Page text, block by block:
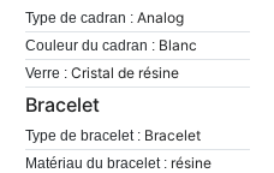
Type de cadran : Analog
Couleur du cadran : Blanc
Verre : Cristal de résine
Bracelet
Type de bracelet : Bracelet
Matériau du bracelet : résine